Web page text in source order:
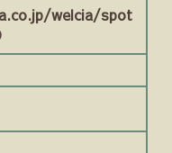
welcia/spot